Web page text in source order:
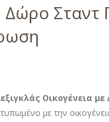
Σταντ
Οικογένεια
με την